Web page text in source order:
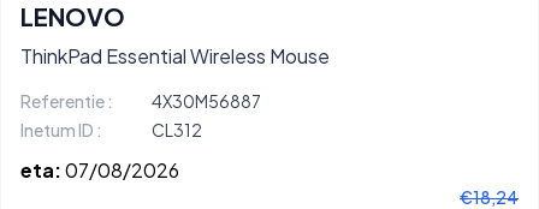
LENOVO
ThinkPad Essential Wireless Mouse
Referentie :
4X30M56887
Inetum ID :
CL312
eta:07/08/2026
€18,24